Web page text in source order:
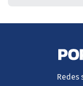
Redes